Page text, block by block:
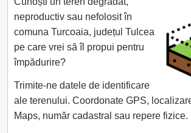
neproductiv sau nefolosit în
comuna Turcoaia, județul Tulcea
pe care vrei să îl propui pentru
împădurire?
Trimite-ne datele de identificare
ale terenului. Coordonate GPS,
Maps, număr cadastral sau repere fizice.